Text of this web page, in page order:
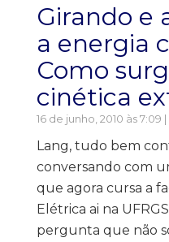
Girando e
a energia
Como
cinética
16 de junho, 2010 às 7:09
Lang, tudo bem
conversando com
que agora cursa a
Elétrica ai na
pergunta que não